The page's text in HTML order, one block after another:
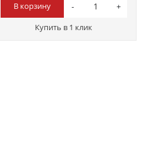
В корзину
Купить в 1 клик